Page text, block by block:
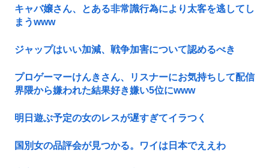
キャバ嬢さん、とある非常識行為により太客を逃してし
まうwww
ジャップはいい加減、戦争加害について認めるべき
プロゲーマーけんきさん、リスナーにお気持ちして配信
界隈から嫌われた結果好き嫌い5位にwww
明日遊ぶ予定の女のレスが遅すぎてイラつく
国別女の品評会が見つかる。ワイは日本でええわ